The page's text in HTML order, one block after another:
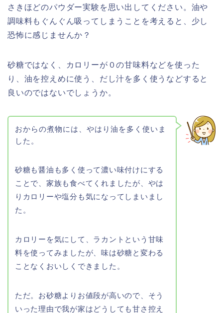
さきほどのパウダー実験を思い出してください。油や
調味料もぐんぐん吸ってしまうことを考えると、少し
恐怖に感じませんか？
砂糖ではなく、カロリーが０の甘味料などを使った
り、油を控えめに使う、だし汁を多く使うなどすると
良いのではないでしょうか。
おからの煮物には、やはり油を多く使いま
した。
砂糖も醤油も多く使って濃い味付けにする
ことで、家族も食べてくれましたが、やは
りカロリーや塩分も気になってしまいまし
た。
カロリーを気にして、ラカントという甘味
料を使ってみましたが、味は砂糖と変わる
ことなくおいしくできました。
ただ。お砂糖よりお値段が高いので、そう
いった理由で我が家はどうしても甘さ控え